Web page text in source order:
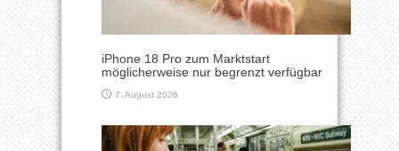
iPhone 18 Pro zum Marktstart
möglicherweise nur begrenzt verfügbar
7. August 2026